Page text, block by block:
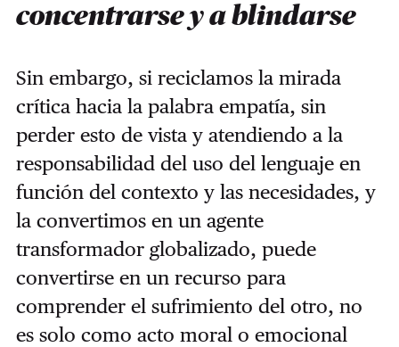
concentrarse y a blindarse
Sin embargo, si reciclamos la mirada
crítica hacia la palabra empatía, sin
perder esto de vista y atendiendo a la
responsabilidad del uso del lenguaje en
función del contexto y las necesidades, y
la convertimos en un agente
transformador globalizado, puede
convertirse en un recurso para
comprender el sufrimiento del otro, no
es solo como acto moral o emocional